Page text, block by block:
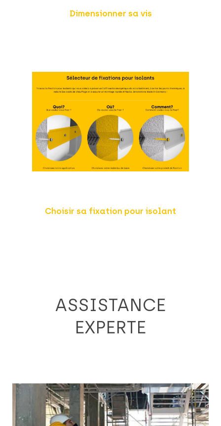
Dimensionner sa vis
Choisir sa fixation pour isolant
ASSISTANCE
EXPERTE